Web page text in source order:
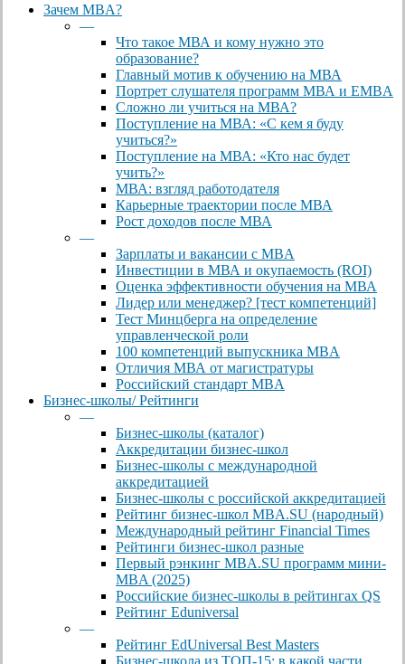
Close
Зачем MBA?
—
Что такое МВА и кому нужно это
образование?
Главный мотив к обучению на МВА
Портрет слушателя программ МВА и EMBA
Сложно ли учиться на МВА?
Поступление на МВА: «С кем я буду
учиться?»
Поступление на МВА: «Кто нас будет
учить?»
МВА: взгляд работодателя
Карьерные траектории после МВА
Рост доходов после МВА
—
Зарплаты и вакансии с MBA
Инвестиции в МВА и окупаемость (ROI)
Оценка эффективности обучения на МВА
Лидер или менеджер? [тест компетенций]
Тест Минцберга на определение
управленческой роли
100 компетенций выпускника MBA
Отличия МВА от магистратуры
Российский стандарт MBA
Бизнес-школы/ Рейтинги
—
Бизнес-школы (каталог)
Аккредитации бизнес-школ
Бизнес-школы с международной
аккредитацией
Бизнес-школы с российской аккредитацией
Рейтинг бизнес-школ MBA.SU (народный)
Международный рейтинг Financial Times
Рейтинги бизнес-школ разные
Первый рэнкинг MBA.SU программ мини-
MBA (2025)
Российские бизнес-школы в рейтингах QS
Рейтинг Eduniversal
—
Рейтинг EdUniversal Best Masters